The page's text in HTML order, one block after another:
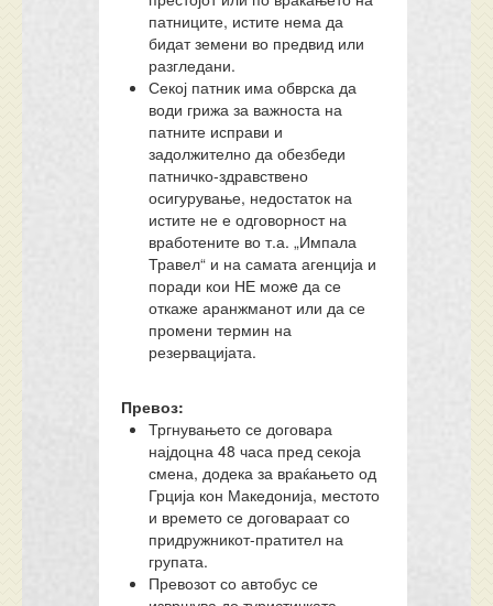
патниците, истите нема да
бидат земени во предвид или
разгледани.
Секој патник има обврска да
води грижа за важноста на
патните исправи и
задолжително да обезбеди
патничко-здравствено
осигурување, недостаток на
истите не е одговорност на
вработените во т.а. „Импала
Травел“ и на самата агенција и
поради кои НЕ можe да се
откаже аранжманот или да се
промени термин на
резервацијата.
Превоз:
Тргнувањето се договара
најдоцна 48 часа пред секоја
смена, додека за враќањето од
Грција кон Македонија, местото
и времето се договараат со
придружникот-пратител на
групата.
Превозот со автобус се